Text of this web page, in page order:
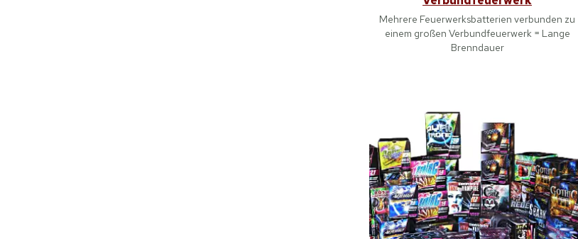
Mehrere Feuerwerksbatterien verbunden zu
einem großen Verbundfeuerwerk = Lange
Brenndauer